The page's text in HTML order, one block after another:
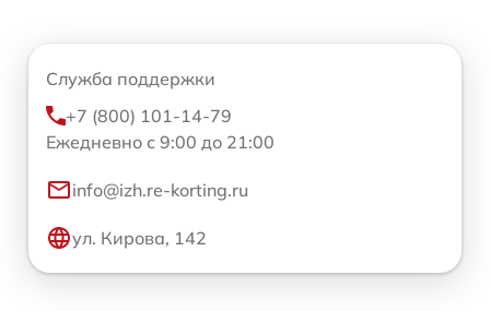
Служба поддержки
+7 (800) 101-14-79
Ежедневно с 9:00 до 21:00
info@izh.re-korting.ru
ул. Кирова, 142